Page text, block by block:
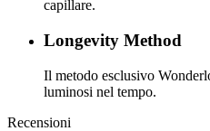
capillare.
Longevity Method
Il metodo esclusivo
luminosi nel tempo.
Recensioni